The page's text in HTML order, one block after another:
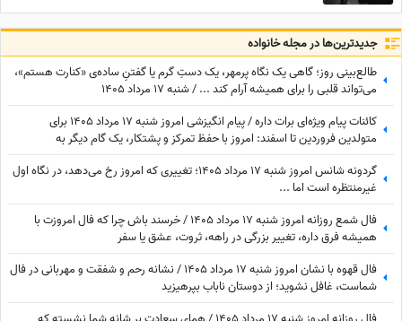
جدید‌ترین‌ها در مجله خانواده
طالع‌بینی روز؛ گاهی یک نگاه پرمهر، یک دستِ گرم یا گفتنِ ساده‌ی «کنارت هستم»،
می‌تواند قلبی را برای همیشه آرام کند ... / شنبه 17 مرداد 1405
کائنات پیام ویژه‌ای برات داره / پیام انگیزشی امروز شنبه 17 مرداد 1405 برای
متولدین فروردین تا اسفند: امروز با حفظ تمرکز و پشتکار، یک گام دیگر به
خواسته‌هایتان نزدیک می‌شوید + ویدئو
گردونه شانس امروز شنبه 17 مرداد 1405؛ تغییری که امروز رخ می‌دهد، در نگاه اول
غیرمنتظره است اما ...
فال شمع روزانه امروز شنبه 17 مرداد 1405 / خرسند باش چرا که فال امروزت با
همیشه فرق داره، تغییر بزرگی در راهه، ثروت، عشق یا سفر
فال قهوه با نشان امروز شنبه 17 مرداد 1405 / نشانه رحم و شفقت و مهربانی در فال
شماست، غافل نشوید؛ از دوستان ناباب بپرهیزید